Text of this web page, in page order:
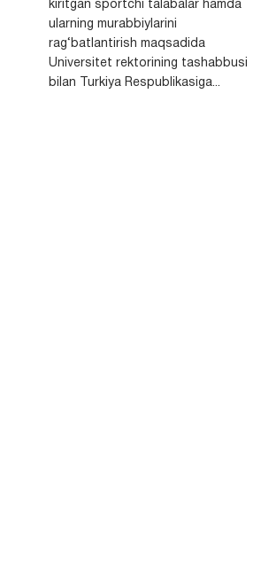
kiritgan sportchi talabalar hamda
ularning murabbiylarini
rag‘batlantirish maqsadida
Universitet rektorining tashabbusi
bilan Turkiya Respublikasiga...